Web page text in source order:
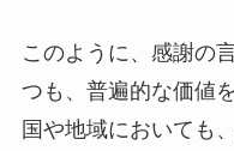
このように、感謝の
つも、普遍的な価値
国や地域においても